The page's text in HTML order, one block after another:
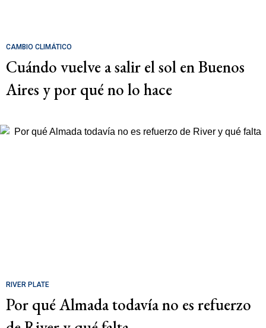
CAMBIO CLIMÁTICO
Cuándo vuelve a salir el sol en Buenos
Aires y por qué no lo hace
RIVER PLATE
Por qué Almada todavía no es refuerzo